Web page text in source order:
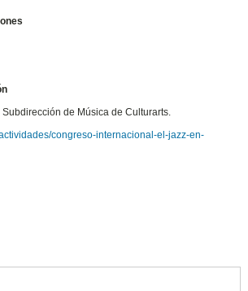
de Música de Culturarts.
congreso-internacional-el-jazz-en-